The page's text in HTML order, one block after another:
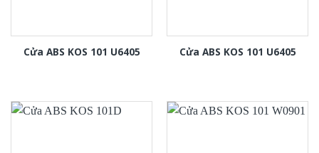
Cửa ABS KOS 101 U6405 Cửa ABS KOS 101 U6405